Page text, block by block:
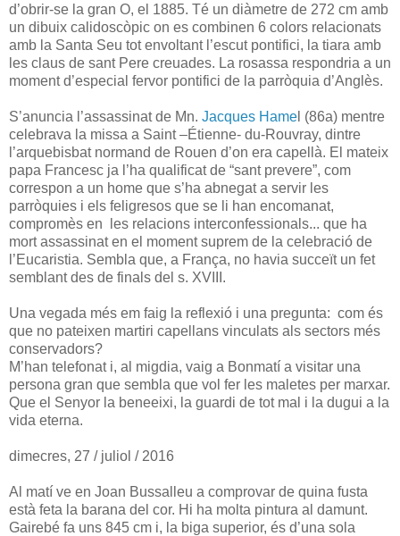
d’obrir-se la gran O, el 1885. Té un diàmetre de 272 cm amb
un dibuix calidoscòpic on es combinen 6 colors relacionats
amb la Santa Seu tot envoltant l’escut pontifici, la tiara amb
les claus de sant Pere creuades. La rosassa respondria a un
moment d’especial fervor pontifici de la parròquia d’Anglès.
S’anuncia l’assassinat de Mn. Jacques Hame l (86a) mentre
celebrava la missa a Saint –Étienne- du-Rouvray, dintre
l’arquebisbat normand de Rouen d’on era capellà. El mateix
papa Francesc ja l’ha qualificat de “sant prevere”, com
correspon a un home que s’ha abnegat a servir les
parròquies i els feligresos que se li han encomanat,
compromès en les relacions interconfessionals... que ha
mort assassinat en el moment suprem de la celebració de
l’Eucaristia. Sembla que, a França, no havia succeït un fet
semblant des de finals del s. XVIII.
Una vegada més em faig la reflexió i una pregunta: com és
que no pateixen martiri capellans vinculats als sectors més
conservadors?
M’han telefonat i, al migdia, vaig a Bonmatí a visitar una
persona gran que sembla que vol fer les maletes per marxar.
Que el Senyor la beneeixi, la guardi de tot mal i la dugui a la
vida eterna.
dimecres, 27 / juliol / 2016
Al matí ve en Joan Bussalleu a comprovar de quina fusta
està feta la barana del cor. Hi ha molta pintura al damunt.
Gairebé fa uns 845 cm i, la biga superior, és d’una sola